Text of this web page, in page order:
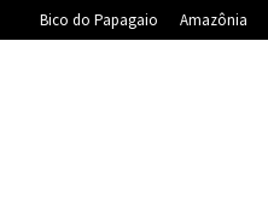
Bico do Papagaio Amazônia